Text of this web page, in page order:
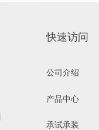
快速访问
公司介绍
产品中心
承试承装